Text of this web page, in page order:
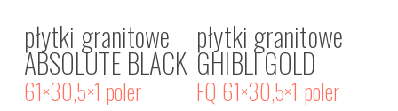
płytki granitowe
ABSOLUTE BLACK
61×30,5×1 poler
płytki granitowe
GHIBLI GOLD
FQ 61×30,5×1 poler